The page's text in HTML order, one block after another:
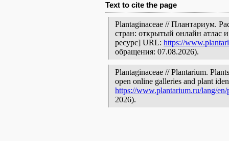
Text to cite the page
Plantaginaceae // Плантариум.
стран: открытый онлайн атлас
ресурс] URL: https://
обращения: 07.08.2026).
Plantaginaceae // Plantarium.
open online galleries and plant
https://www.plantarium.ru/lang/
2026).